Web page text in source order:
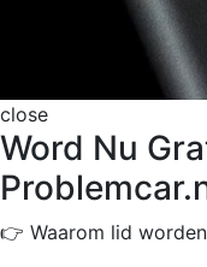
close
Word Nu
👉 Waarom lid